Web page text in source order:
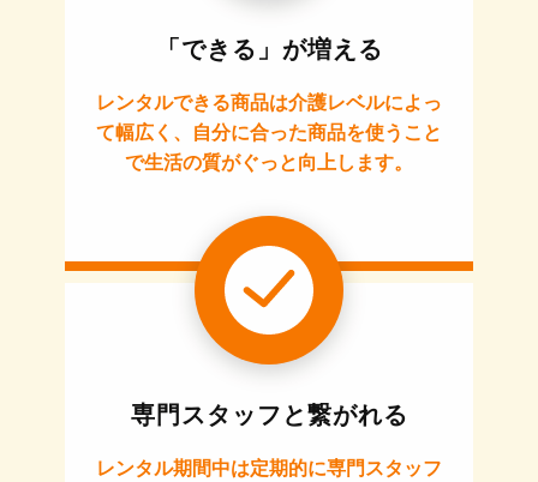
「できる」が増える
レンタルできる商品は介護レベルによっ
て幅広く、自分に合った商品を使うこと
で生活の質がぐっと向上します。
専門スタッフと繋がれる
レンタル期間中は定期的に専門スタッフ